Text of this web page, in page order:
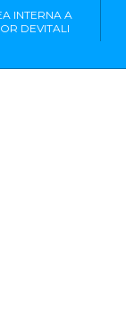
INTERNA A
DEVITALI